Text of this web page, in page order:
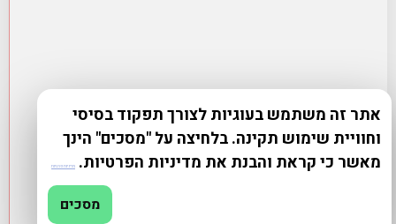
אתר זה משתמש בעוגיות לצורך תפקוד בסיסי
וחוויית שימוש תקינה. בלחיצה על "מסכים" הינך
מאשר כי קראת והבנת את מדיניות הפרטיות. מדיניות פרטיות
מסכים